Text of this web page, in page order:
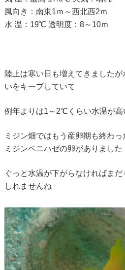
風向き：南東1ｍ～西北西2ｍ
水 温：19℃ 透明度：8～10ｍ
陸上は寒い日も増えてきました
いをキープしていて
例年よりは1～2℃くらい水温が高
ミジン畑ではもう産卵期も終わ
ミジンベニハゼの卵がありました
ぐっと水温が下がらなければま
しれませんね